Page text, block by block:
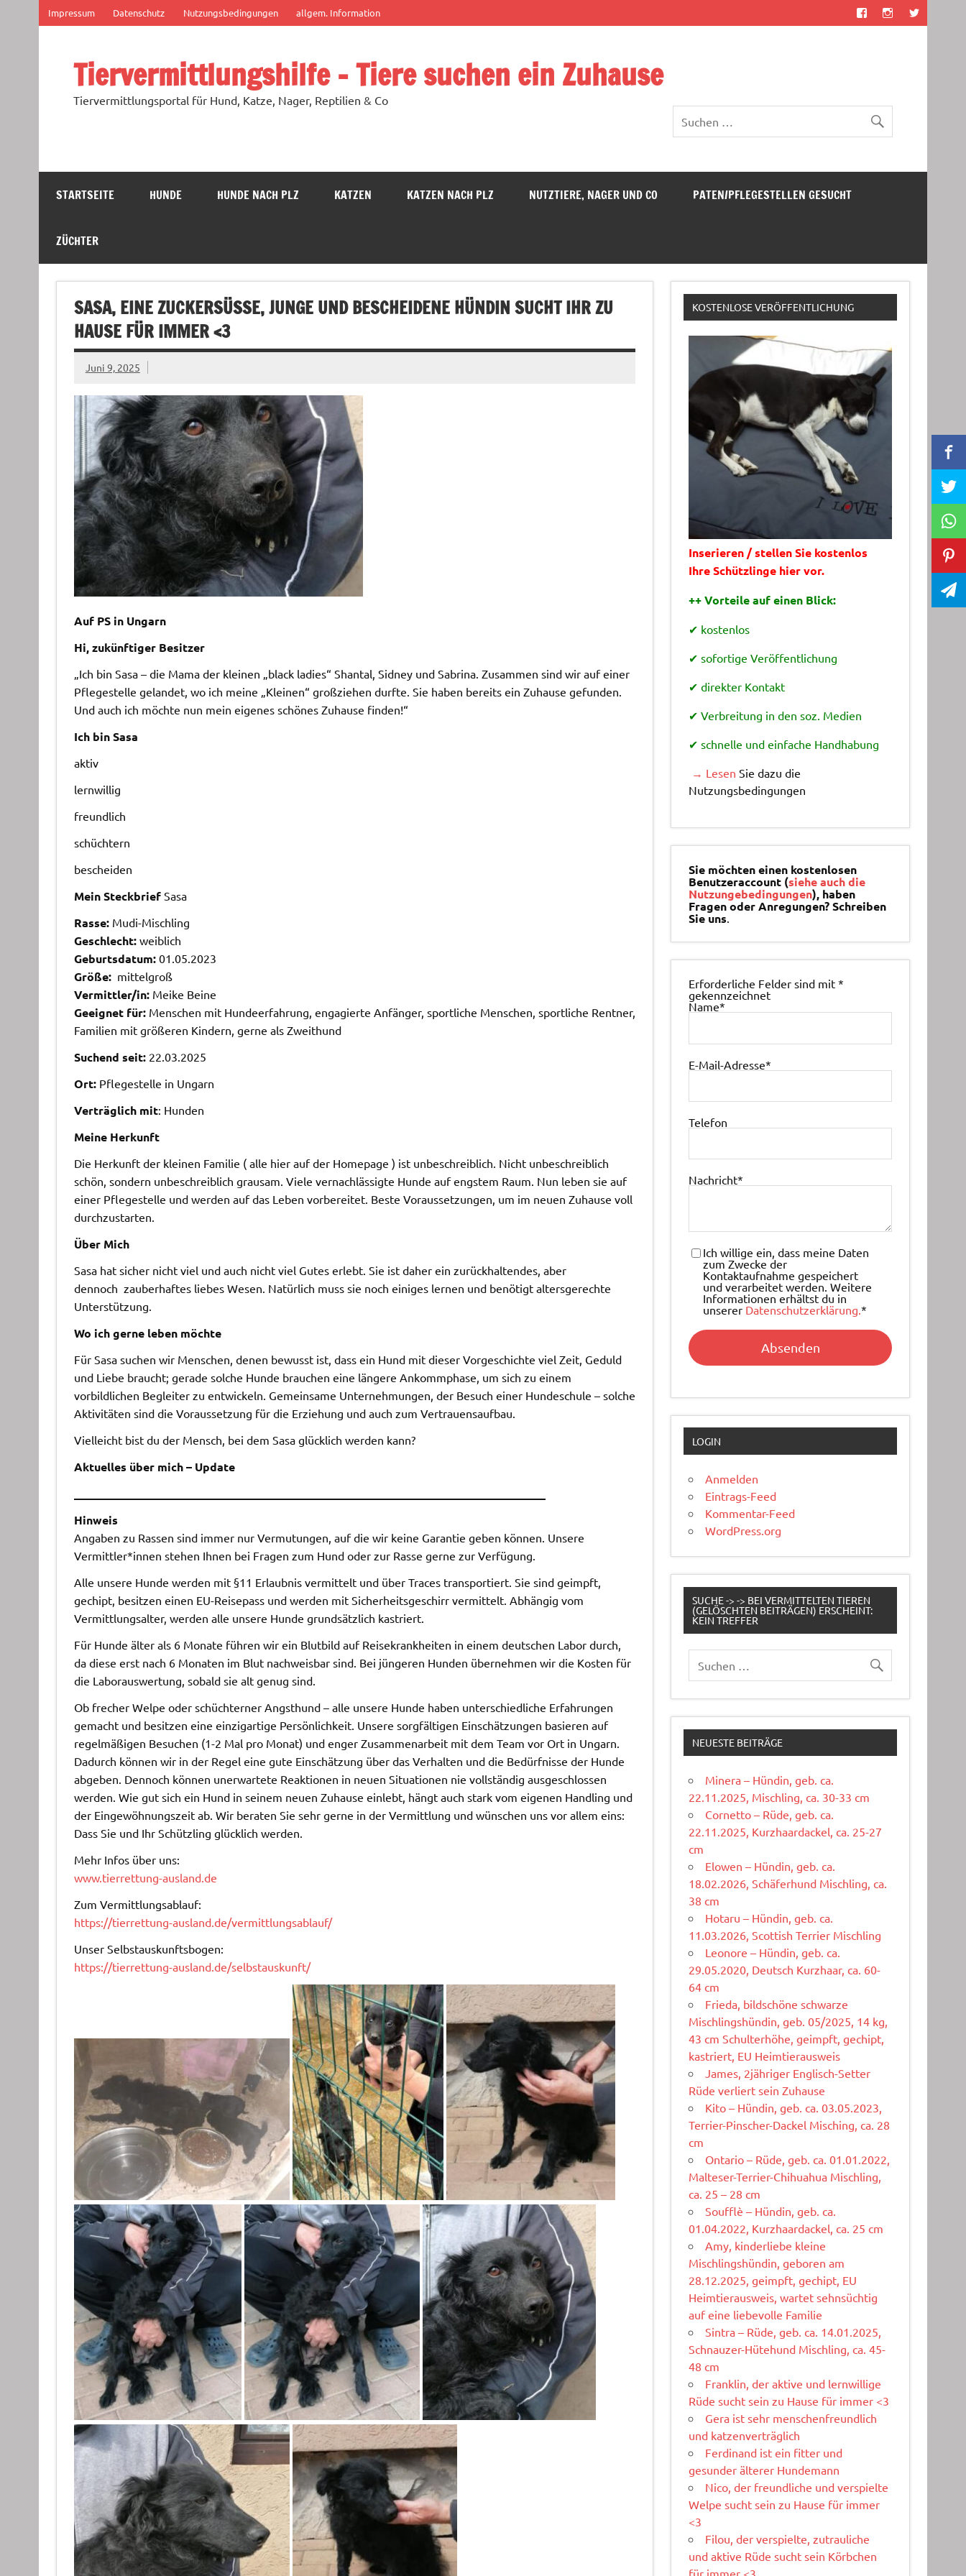
springen
Impressum Datenschutz Nutzungsbedingungen allgem. Information
Tiervermittlungshilfe – Tiere suchen ein Zuhause
Tiervermittlungsportal für Hund, Katze, Nager, Reptilien & Co
STARTSEITE HUNDE HUNDE NACH PLZ KATZEN KATZEN NACH PLZ NUTZTIERE, NAGER UND CO PATEN/PFLEGESTELLEN GESUCHT
ZÜCHTER
SASA, EINE ZUCKERSÜSSE, JUNGE UND BESCHEIDENE HÜNDIN SUCHT IHR ZU H
AUSE FÜR IMMER <3
Juni 9, 2025
Auf PS in Ungarn
Hi, zukünftiger Besitzer
„Ich bin Sasa – die Mama der kleinen „black ladies“ Shantal, Sidney und Sabrina. Zusammen sind wir auf einer
Pflegestelle gelandet, wo ich meine „Kleinen“ großziehen durfte. Sie haben bereits ein Zuhause gefunden.
Und auch ich möchte nun mein eigenes schönes Zuhause finden!“
Ich bin Sasa
aktiv
lernwillig
freundlich
schüchtern
bescheiden
Mein SteckbriefSasa
Rasse:Mudi-Mischling
Geschlecht:weiblich
Geburtsdatum:01.05.2023
Größe:mittelgroß
Vermittler/in:Meike Beine
Geeignet für:Menschen mit Hundeerfahrung, engagierte Anfänger, sportliche Menschen, sportliche Rentner,
Familien mit größeren Kindern, gerne als Zweithund
Suchend seit:22.03.2025
Ort:Pflegestelle in Ungarn
Verträglich mit: Hunden
Meine Herkunft
Die Herkunft der kleinen Familie ( alle hier auf der Homepage ) ist unbeschreiblich. Nicht unbeschreiblich
schön, sondern unbeschreiblich grausam. Viele vernachlässigte Hunde auf engstem Raum. Nun leben sie auf
einer Pflegestelle und werden auf das Leben vorbereitet. Beste Voraussetzungen, um im neuen Zuhause voll
durchzustarten.
Über Mich
Sasa hat sicher nicht viel und auch nicht viel Gutes erlebt. Sie ist daher ein zurückhaltendes, aber
dennoch zauberhaftes liebes Wesen. Natürlich muss sie noch einiges lernen und benötigt altersgerechte
Unterstützung.
Wo ich gerne leben möchte
Für Sasa suchen wir Menschen, denen bewusst ist, dass ein Hund mit dieser Vorgeschichte viel Zeit, Geduld
und Liebe braucht; gerade solche Hunde brauchen eine längere Ankommphase, um sich zu einem
vorbildlichen Begleiter zu entwickeln. Gemeinsame Unternehmungen, der Besuch einer Hundeschule – solche
Aktivitäten sind die Voraussetzung für die Erziehung und auch zum Vertrauensaufbau.
Vielleicht bist du der Mensch, bei dem Sasa glücklich werden kann?
Aktuelles über mich – Update
Hinweis
Angaben zu Rassen sind immer nur Vermutungen, auf die wir keine Garantie geben können. Unsere
Vermittler*innen stehen Ihnen bei Fragen zum Hund oder zur Rasse gerne zur Verfügung.
Alle unsere Hunde werden mit §11 Erlaubnis vermittelt und über Traces transportiert. Sie sind geimpft,
gechipt, besitzen einen EU-Reisepass und werden mit Sicherheitsgeschirr vermittelt. Abhängig vom
Vermittlungsalter, werden alle unsere Hunde grundsätzlich kastriert.
Für Hunde älter als 6 Monate führen wir ein Blutbild auf Reisekrankheiten in einem deutschen Labor durch,
da diese erst nach 6 Monaten im Blut nachweisbar sind. Bei jüngeren Hunden übernehmen wir die Kosten für
die Laborauswertung, sobald sie alt genug sind.
Ob frecher Welpe oder schüchterner Angsthund – alle unsere Hunde haben unterschiedliche Erfahrungen
gemacht und besitzen eine einzigartige Persönlichkeit. Unsere sorgfältigen Einschätzungen basieren auf
regelmäßigen Besuchen (1-2 Mal pro Monat) und enger Zusammenarbeit mit dem Team vor Ort in Ungarn.
Dadurch können wir in der Regel eine gute Einschätzung über das Verhalten und die Bedürfnisse der Hunde
abgeben. Dennoch können unerwartete Reaktionen in neuen Situationen nie vollständig ausgeschlossen
werden. Wie gut sich ein Hund in seinem neuen Zuhause einlebt, hängt auch stark vom eigenen Handling und
der Eingewöhnungszeit ab. Wir beraten Sie sehr gerne in der Vermittlung und wünschen uns vor allem eins:
Dass Sie und Ihr Schützling glücklich werden.
Mehr Infos über uns:
www.tierrettung-ausland.de
Zum Vermittlungsablauf:
https://tierrettung-ausland.de/vermittlungsablauf/
Unser Selbstauskunftsbogen:
https://tierrettung-ausland.de/selbstauskunft/
KOSTENLOSE VERÖFFENTLICHUNG
Inserieren / stellen Sie kostenlos
Ihre Schützlinge hier vor.
++ Vorteile auf einen Blick:
✔ kostenlos
✔ sofortige Veröffentlichung
✔ direkter Kontakt
✔ Verbreitung in den soz. Medien
✔ schnelle und einfache Handhabung
→ Lesen Sie dazu die
Nutzungsbedingungen
Sie möchten einen kostenlosen
Benutzeraccount (siehe auch die
Nutzungebedingungen), haben
Fragen oder Anregungen? Schreiben
Sie uns.
Erforderliche Felder sind mit*
gekennzeichnet
Name*
E-Mail-Adresse*
Telefon
Nachricht*
Ich willige ein, dass meine Daten
zum Zwecke der
Kontaktaufnahme gespeichert
und verarbeitet werden. Weitere
Informationen erhältst du in
unserer Datenschutzerklärung.*
LOGIN
Anmelden
Eintrags-Feed
Kommentar-Feed
WordPress.org
SUCHE -> -> BEI VERMITTELTEN TIEREN
(GELÖSCHTEN BEITRÄGEN) ERSCHEINT:
KEIN TREFFER
NEUESTE BEITRÄGE
Minera – Hündin, geb. ca.
22.11.2025, Mischling, ca. 30-33 cm
Cornetto – Rüde, geb. ca.
22.11.2025, Kurzhaardackel, ca. 25-27
cm
Elowen – Hündin, geb. ca.
18.02.2026, Schäferhund Mischling, ca.
38 cm
Hotaru – Hündin, geb. ca.
11.03.2026, Scottish Terrier Mischling
Leonore – Hündin, geb. ca.
29.05.2020, Deutsch Kurzhaar, ca. 60-
64 cm
Frieda, bildschöne schwarze
Mischlingshündin, geb. 05/2025, 14 kg,
43 cm Schulterhöhe, geimpft, gechipt,
kastriert, EU Heimtierausweis
James, 2jähriger Englisch-Setter
Rüde verliert sein Zuhause
Kito – Hündin, geb. ca. 03.05.2023,
Terrier-Pinscher-Dackel Misching, ca. 28
cm
Ontario – Rüde, geb. ca. 01.01.2022,
Malteser-Terrier-Chihuahua Mischling,
ca. 25 – 28 cm
Soufflè – Hündin, geb. ca.
01.04.2022, Kurzhaardackel, ca. 25 cm
Amy, kinderliebe kleine
Mischlingshündin, geboren am
28.12.2025, geimpft, gechipt, EU
Heimtierausweis, wartet sehnsüchtig
auf eine liebevolle Familie
Sintra – Rüde, geb. ca. 14.01.2025,
Schnauzer-Hütehund Mischling, ca. 45-
48 cm
Franklin, der aktive und lernwillige
Rüde sucht sein zu Hause für immer <3
Gera ist sehr menschenfreundlich
und katzenverträglich
Ferdinand ist ein fitter und
gesunder älterer Hundemann
Nico, der freundliche und verspielte
Welpe sucht sein zu Hause für immer
<3
Filou, der verspielte, zutrauliche
und aktive Rüde sucht sein Körbchen